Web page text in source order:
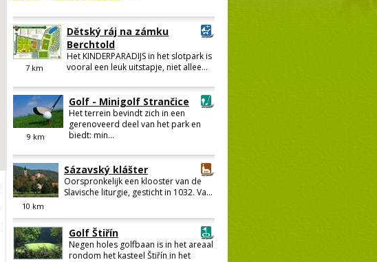
7 km
Dětský ráj na zámku
Berchtold
Het KINDERPARADIJS in het slotpark is
vooral een leuk uitstapje, niet allee...
9 km
Golf - Minigolf Strančice
Het terrein bevindt zich in een
gerenoveerd deel van het park en
biedt: min...
10 km
Sázavský klášter
Oorspronkelijk een klooster van de
Slavische liturgie, gesticht in 1032. Va...
Golf Štiřín
Negen holes golfbaan is in het areaal
rondom het kasteel Štiřín in het